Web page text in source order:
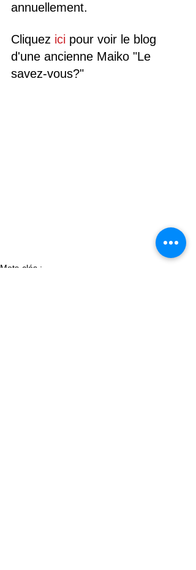
annuellement.
Cliquez ici pour voir le blog
d'une ancienne Maiko "Le
savez-vous?"
Mots-clés :